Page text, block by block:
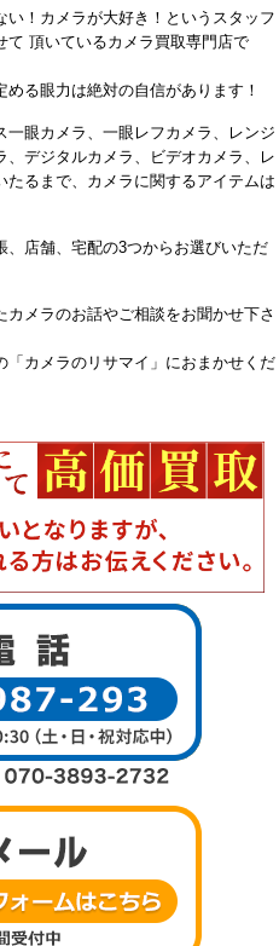
！カメラが大好き！というスタッフ
て 頂いているカメラ買取専門店で
る眼力は絶対の自信があります！
眼カメラ、一眼レフカメラ、レンジ
デジタルカメラ、ビデオカメラ、レ
るまで、カメラに関するアイテムは
、店舗、宅配の3つからお選びいただ
メラのお話やご相談をお聞かせ下さ
カメラのリサマイ」におまかせくだ